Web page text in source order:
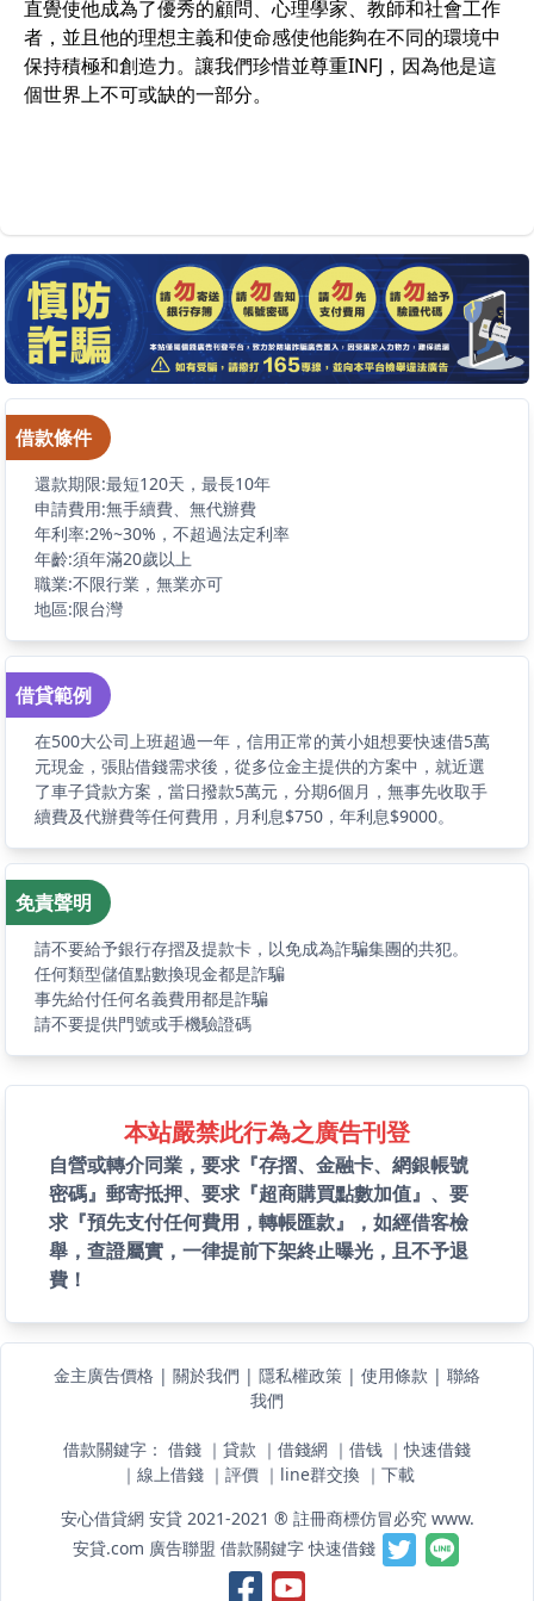
直覺使他成為了優秀的顧問、心理學家、教師和社會工作
者，並且他的理想主義和使命感使他能夠在不同的環境中
保持積極和創造力。讓我們珍惜並尊重INFJ，因為他是這
個世界上不可或缺的一部分。
借款條件
還款期限:最短120天，最長10年
申請費用:無手續費、無代辦費
年利率:2%~30%，不超過法定利率
年齡:須年滿20歲以上
職業:不限行業，無業亦可
地區:限台灣
借貸範例
在500大公司上班超過一年，信用正常的黃小姐想要快速借5萬
元現金，張貼借錢需求後，從多位金主提供的方案中，就近選
了車子貸款方案，當日撥款5萬元，分期6個月，無事先收取手
續費及代辦費等任何費用，月利息$750，年利息$9000。
免責聲明
請不要給予銀行存摺及提款卡，以免成為詐騙集團的共犯。
任何類型儲值點數換現金都是詐騙
事先給付任何名義費用都是詐騙
請不要提供門號或手機驗證碼
本站嚴禁此行為之廣告刊登
自營或轉介同業，要求『存摺、金融卡、網銀帳號
密碼』郵寄抵押、要求『超商購買點數加值』、要
求『預先支付任何費用，轉帳匯款』，如經借客檢
舉，查證屬實，一律提前下架終止曝光，且不予退
費！
金主廣告價格 | 關於我們 | 隱私權政策 | 使用條款 | 聯絡
我們
借款關鍵字： 借錢 ｜ 貸款 ｜ 借錢網 ｜ 借钱 ｜快速借錢
｜ 線上借錢｜ 評價｜ line群交換｜ 下載
安心借貸網 安貸 2021-2021 ® 註冊商標仿冒必究 www.
安貸.com 廣告聯盟 借款關鍵字 快速借錢